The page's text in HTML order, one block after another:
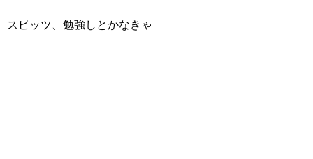
スピッツ、勉強しとかなきゃ